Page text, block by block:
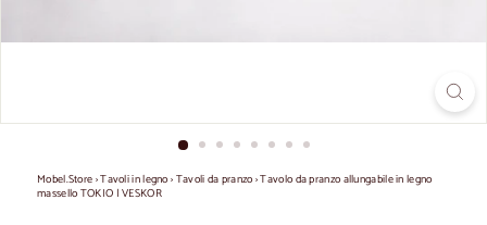
Mobel.Store›Tavoli in legno›Tavoli da pranzo›Tavolo da pranzo allungabile in legno
massello TOKIO | VESKOR